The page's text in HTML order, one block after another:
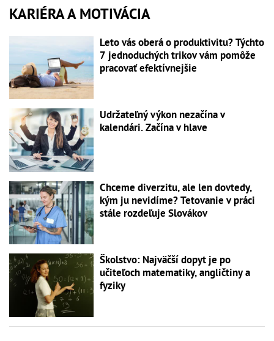
KARIÉRA A MOTIVÁCIA
Leto vás oberá o produktivitu? Týchto
7 jednoduchých trikov vám pomôže
pracovať efektívnejšie
Udržateľný výkon nezačína v
kalendári. Začína v hlave
Chceme diverzitu, ale len dovtedy,
kým ju nevidíme? Tetovanie v práci
stále rozdeľuje Slovákov
Školstvo: Najväčší dopyt je po
učiteľoch matematiky, angličtiny a
fyziky